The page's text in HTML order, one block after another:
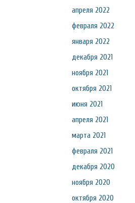
апреля 2022
февраля 2022
января 2022
декабря 2021
ноября 2021
октября 2021
июня 2021
апреля 2021
марта 2021
февраля 2021
декабря 2020
ноября 2020
октября 2020